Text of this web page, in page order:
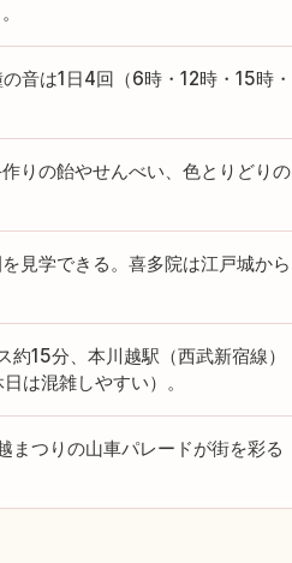
音は1日4回（6時・12時・15時・
りの飴やせんべい、色とりどりの
見学できる。喜多院は江戸城から
15分、本川越駅（西武新宿線）
は混雑しやすい）。
まつりの山車パレードが街を彩る